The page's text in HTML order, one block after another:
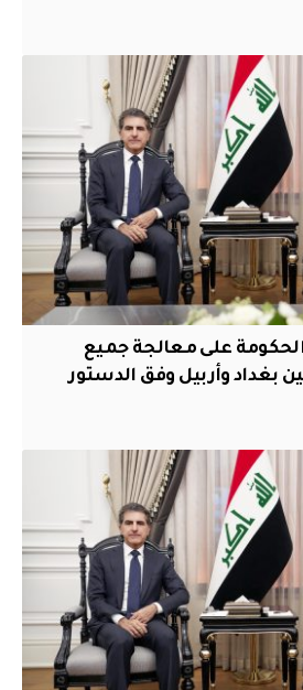
على معالجة جميع
بغداد وأربيل وفق الدستور